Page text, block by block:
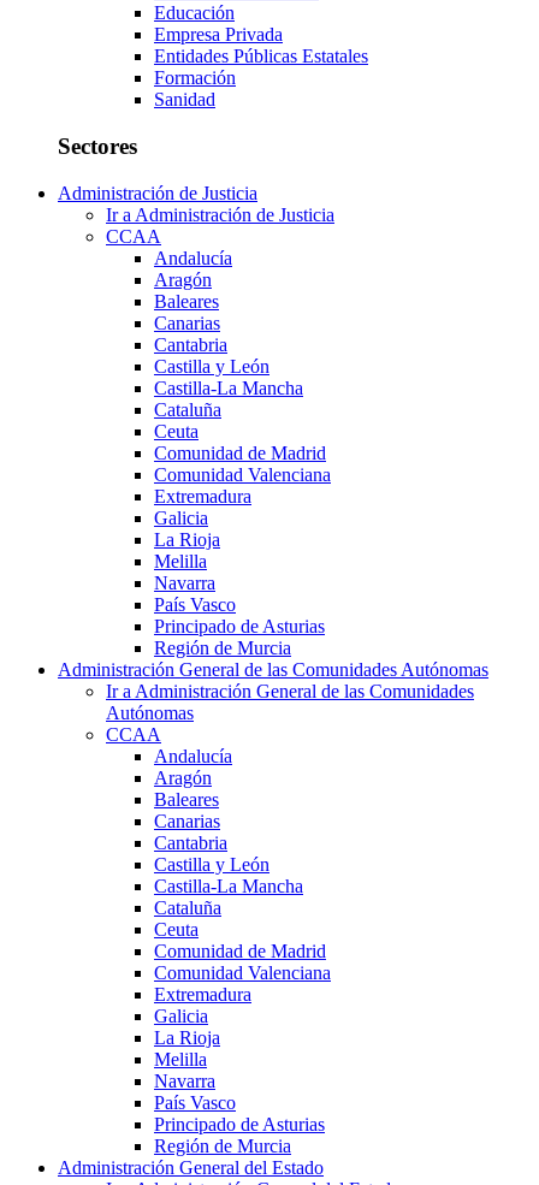
Educación
Empresa Privada
Entidades Públicas Estatales
Formación
Sanidad
Sectores
Administración de Justicia
Ir a Administración de Justicia
CCAA
Andalucía
Aragón
Baleares
Canarias
Cantabria
Castilla y León
Castilla-La Mancha
Cataluña
Ceuta
Comunidad de Madrid
Comunidad Valenciana
Extremadura
Galicia
La Rioja
Melilla
Navarra
País Vasco
Principado de Asturias
Región de Murcia
Administración General de las Comunidades Autónomas
Ir a Administración General de las Comunidades
Autónomas
CCAA
Andalucía
Aragón
Baleares
Canarias
Cantabria
Castilla y León
Castilla-La Mancha
Cataluña
Ceuta
Comunidad de Madrid
Comunidad Valenciana
Extremadura
Galicia
La Rioja
Melilla
Navarra
País Vasco
Principado de Asturias
Región de Murcia
Administración General del Estado